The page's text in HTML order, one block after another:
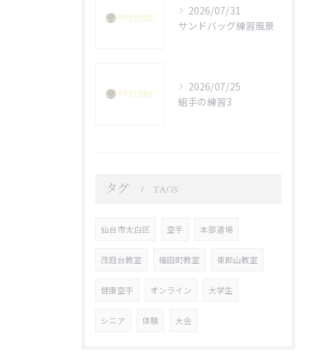
2026/07/31
サンドバッグ練習風景
2026/07/25
組手の練習3
タグ TAGS
仙台市太白区 空手 本部道場
茂庭台教室 福田町教室 東郡山教室
健康空手 オンライン 大学生
シニア 体験 大会